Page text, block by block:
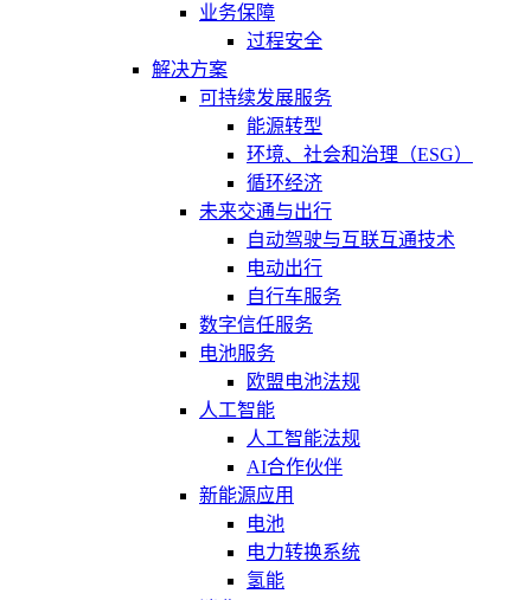
业务保障
过程安全
解决方案
可持续发展服务
能源转型
环境、社会和治理（ESG）
循环经济
未来交通与出行
自动驾驶与互联互通技术
电动出行
自行车服务
数字信任服务
电池服务
欧盟电池法规
人工智能
人工智能法规
AI合作伙伴
新能源应用
电池
电力转换系统
氢能